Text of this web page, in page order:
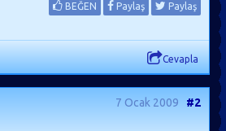
BEĞEN Paylaş Paylaş
Cevapla
7 Ocak 2009 #2